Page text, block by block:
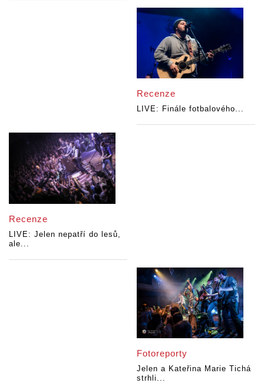
Recenze
LIVE: Finále fotbalového...
Recenze
LIVE: Jelen nepatří do lesů,
ale...
Fotoreporty
Jelen a Kateřina Marie Tichá
strhli...